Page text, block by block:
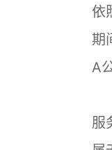
依
期
A
服